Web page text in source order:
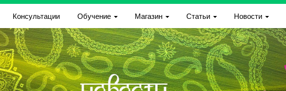
Консультации Обучение Магазин Статьи Новости